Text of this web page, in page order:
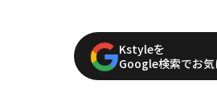
Kstyleを
Google検索でお